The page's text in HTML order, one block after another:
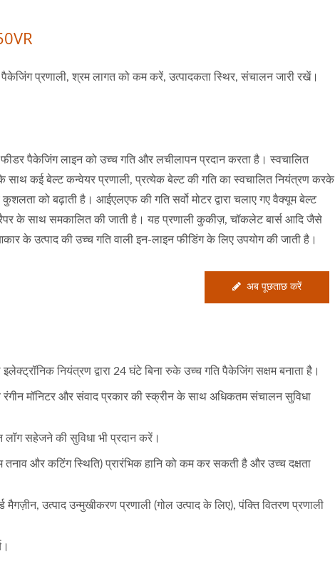
पैकेजिंग प्रणाली, श्रम लागत को कम करें, उत्पादकता स्थिर, संचालन जारी रखें।
पैकेजिंग लाइन को उच्च गति और लचीलापन प्रदान करता है। स्वचालित
साथ कई बेल्ट कन्वेयर प्रणाली, प्रत्येक बेल्ट की गति का स्वचालित नियंत्रण करके
कुशलता को बढ़ाती है। आईएलएफ की गति सर्वो मोटर द्वारा चलाए गए वैक्यूम बेल्ट
रैपर के साथ समकालित की जाती है। यह प्रणाली कुकीज़, चॉकलेट बार्स आदि जैसे
के उत्पाद की उच्च गति वाली इन-लाइन फीडिंग के लिए उपयोग की जाती है।
अब पूछताछ करें
नियंत्रण द्वारा 24 घंटे बिना रुके उच्च गति पैकेजिंग सक्षम बनाता है।
मॉनिटर और संवाद प्रकार की स्क्रीन के साथ अधिकतम संचालन सुविधा
लॉग सहेजने की सुविधा भी प्रदान करें।
तनाव और कटिंग स्थिति) प्रारंभिक हानि को कम कर सकती है और उच्च दक्षता
उत्पाद उन्मुखीकरण प्रणाली (गोल उत्पाद के लिए), पंक्ति वितरण प्रणाली